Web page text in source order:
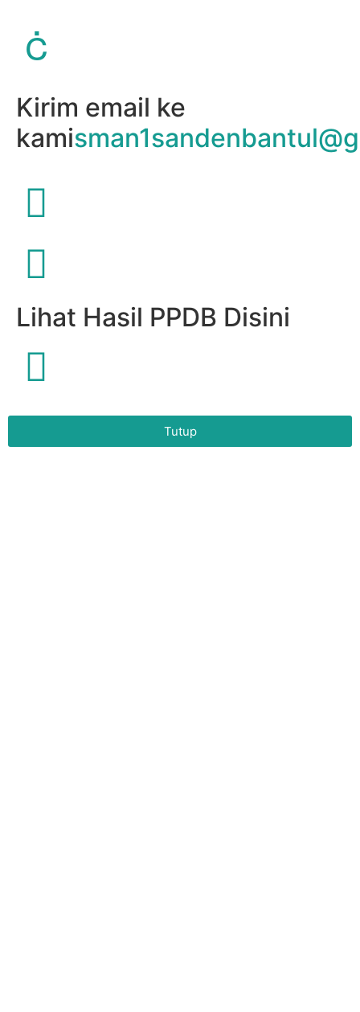
Kirim email ke
kami
Lihat Hasil PPDB Disini
Tutup